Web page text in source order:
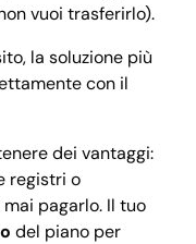
vuoi trasferirlo).
la soluzione più
con il
dei vantaggi:
registri o
pagarlo. Il tuo
del piano per